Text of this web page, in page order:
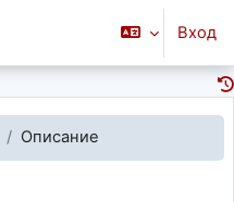
Вход
Описание